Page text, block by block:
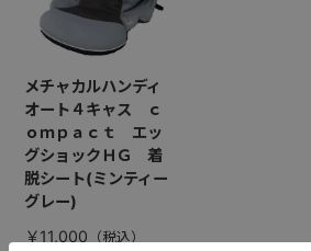
メチャカルハンディ
オート４キャス ｃ
ｏｍｐａｃｔ エッ
グショックＨＧ 着
脱シート(ミンティー
グレー)
￥11,000